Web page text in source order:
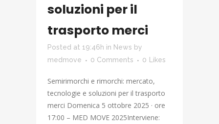
soluzioni per il
trasporto merci
Posted at 19:46h in News by
medmove
0 Comments 0 Likes
Semirimorchi e rimorchi: mercato,
tecnologie e soluzioni per il trasporto
merci Domenica 5 ottobre 2025 · ore
17:00 – MED MOVE 2025Interviene: